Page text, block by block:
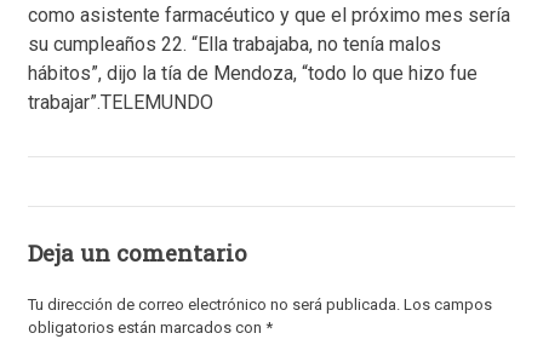
como asistente farmacéutico y que el próximo mes sería
su cumpleaños 22. “Ella trabajaba, no tenía malos
hábitos”, dijo la tía de Mendoza, “todo lo que hizo fue
trabajar”.TELEMUNDO
Deja un comentario
Tu dirección de correo electrónico no será publicada. Los campos
obligatorios están marcados con *